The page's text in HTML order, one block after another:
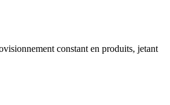
constant en produits, jetant